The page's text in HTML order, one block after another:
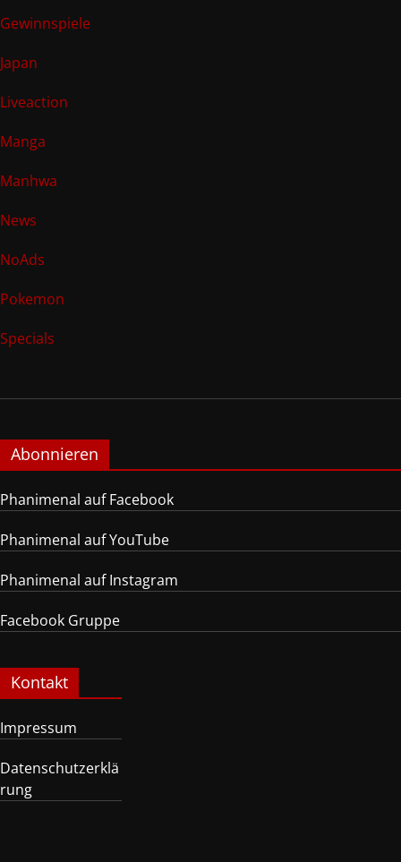
Gewinnspiele
Japan
Liveaction
Manga
Manhwa
News
NoAds
Pokemon
Specials
Abonnieren
Phanimenal auf Facebook
Phanimenal auf YouTube
Phanimenal auf Instagram
Facebook Gruppe
Kontakt
Impressum
Datenschutzerklä
rung